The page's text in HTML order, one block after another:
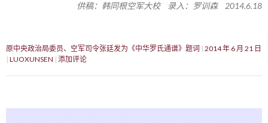
供稿：韩同根空军大校 录入：罗训森 2014.6.18
原中央政治局委员、空军司令张廷发为《中华罗氏通谱》题词 2014 年 6 月 21 日
LUOXUNSEN 添加评论